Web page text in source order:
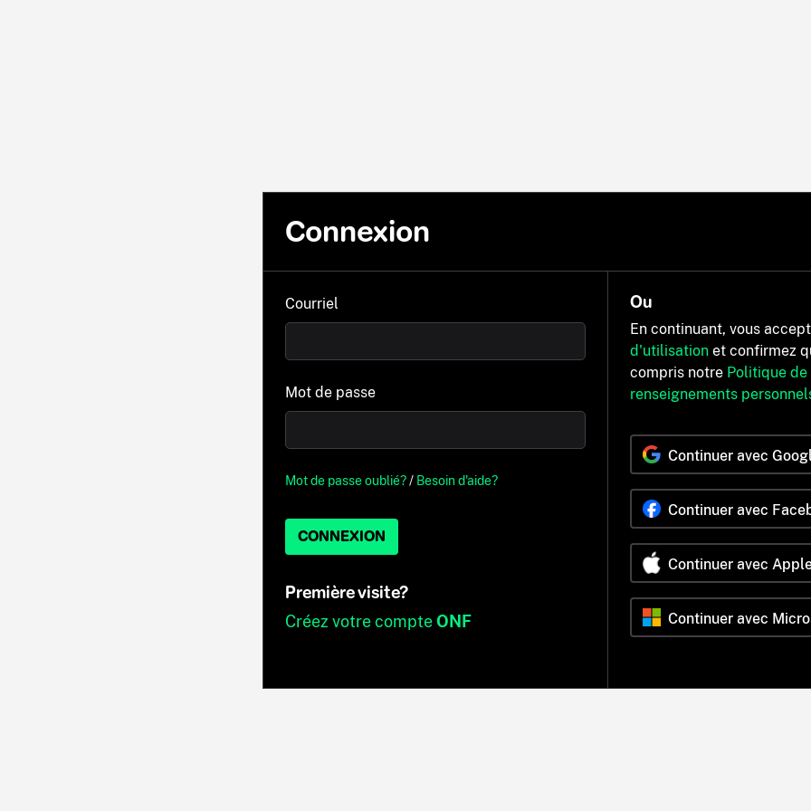
Connexion
Courriel
Mot de passe
Mot de passe oublié?/ Besoin d'aide?
CONNEXION
Première visite?
Créez votre compteONF
Ou
En continuant, vous
d'utilisation et confirmez
compris notre Politique
renseignements
Continuer avec
Continuer avec
Continuer avec
Continuer avec